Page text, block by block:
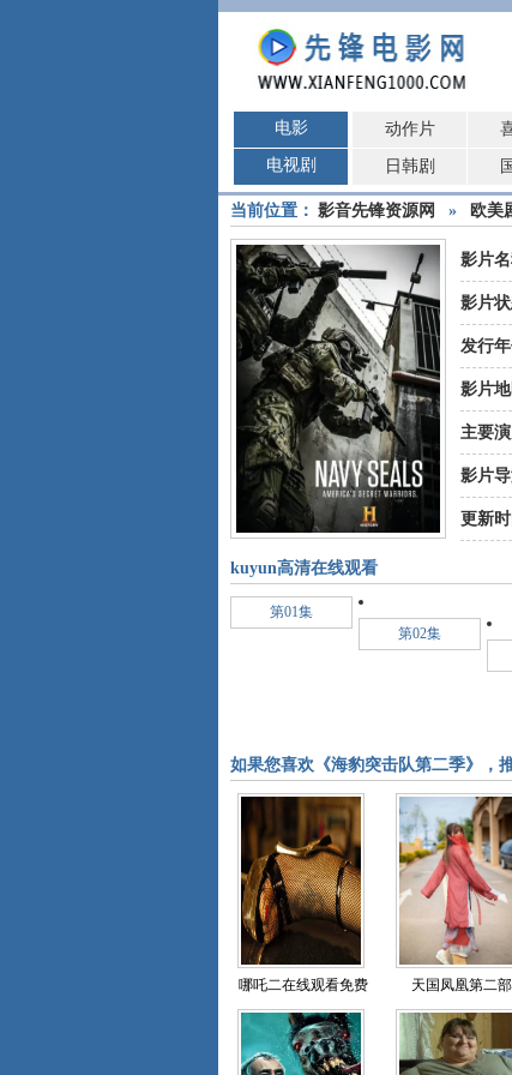
电影 动作片
电视剧
日韩剧
当前位置： 影音先锋资源网 » 欧美
影片名
影片状
发行年
影片地
主要演
影片导
更新时
kuyun高清在线观看
第01集
第02集
如果您喜欢《海豹突击队第二季》，
哪吒二在线观看免费 天国凤凰第二部